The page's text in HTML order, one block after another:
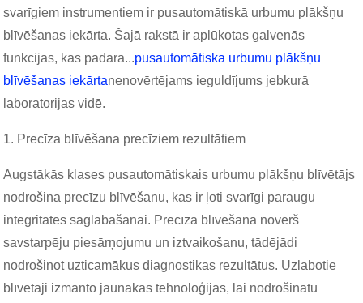
svarīgiem instrumentiem ir pusautomātiskā urbumu plākšņu
blīvēšanas iekārta. Šajā rakstā ir aplūkotas galvenās
funkcijas, kas padara...pusautomātiska urbumu plākšņu
blīvēšanas iekārtanenovērtējams ieguldījums jebkurā
laboratorijas vidē.
1. Precīza blīvēšana precīziem rezultātiem
Augstākās klases pusautomātiskais urbumu plākšņu blīvētājs
nodrošina precīzu blīvēšanu, kas ir ļoti svarīgi paraugu
integritātes saglabāšanai. Precīza blīvēšana novērš
savstarpēju piesārņojumu un iztvaikošanu, tādējādi
nodrošinot uzticamākus diagnostikas rezultātus. Uzlabotie
blīvētāji izmanto jaunākās tehnoloģijas, lai nodrošinātu